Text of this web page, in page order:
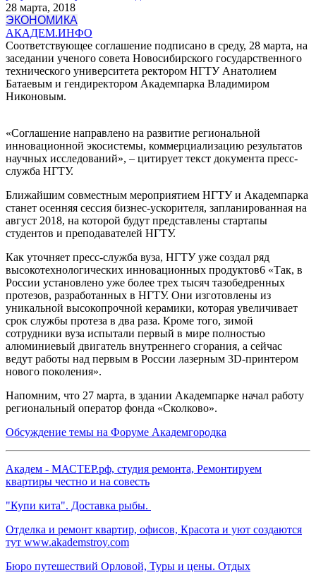
28 марта, 2018
ЭКОНОМИКА
АКАДЕМ.ИНФО
Соответствующее соглашение подписано в среду, 28 марта, на
заседании ученого совета Новосибирского государственного
технического университета ректором НГТУ Анатолием
Батаевым и гендиректором Академпарка Владимиром
Никоновым.
«Соглашение направлено на развитие региональной
инновационной экосистемы, коммерциализацию результатов
научных исследований», – цитирует текст документа пресс-
служба НГТУ.
Ближайшим совместным мероприятием НГТУ и Академпарка
станет осенняя сессия бизнес-ускорителя, запланированная на
август 2018, на которой будут представлены стартапы
студентов и преподавателей НГТУ.
Как уточняет пресс-служба вуза, НГТУ уже создал ряд
высокотехнологических инновационных продуктов6 «Так, в
России установлено уже более трех тысяч тазобедренных
протезов, разработанных в НГТУ. Они изготовлены из
уникальной высокопрочной керамики, которая увеличивает
срок службы протеза в два раза. Кроме того, зимой
сотрудники вуза испытали первый в мире полностью
алюминиевый двигатель внутреннего сгорания, а сейчас
ведут работы над первым в России лазерным 3D-принтером
нового поколения».
Напомним, что 27 марта, в здании Академпарке начал работу
региональный оператор фонда «Сколково».
Обсуждение темы на Форуме Академгородка
Академ - МАСТЕР.рф, студия ремонта, Ремонтируем
квартиры честно и на совесть
"Купи кита". Доставка рыбы.
Отделка и ремонт квартир, офисов, Красота и уют создаются
тут www.akademstroy.com
Бюро путешествий Орловой, Туры и цены. Отдых